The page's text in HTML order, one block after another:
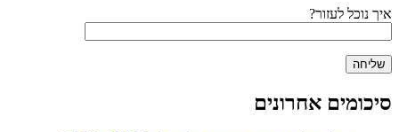
איך נוכל לעזור?
סיכומים אחרונים